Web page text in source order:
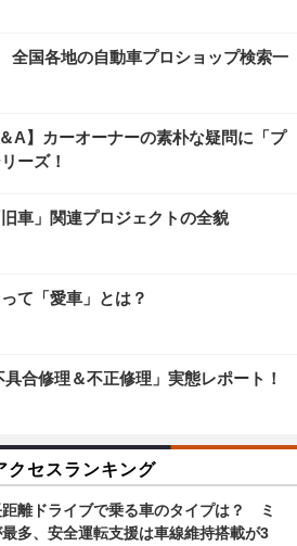
国各地の自動車プロショップ検索一
A】カーオーナーの素朴な疑問に「プ
ーズ！
車」関連プロジェクトの全貌
て「愛車」とは？
合修理＆不正修理」実態レポート！
クセスランキング
離ドライブで乗る車のタイプは？ ミ
最多、安全運転支援は車線維持搭載が3